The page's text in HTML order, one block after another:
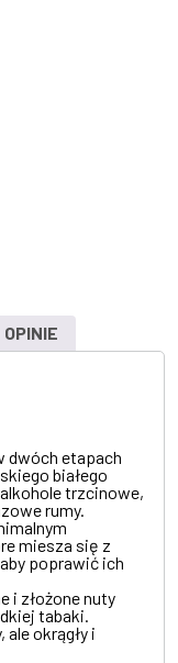
OPINIE
dwóch etapach
białego
trzcinowe,
rumy.
miesza się z
poprawić ich
i złożone nuty
tabaki.
okrągły i